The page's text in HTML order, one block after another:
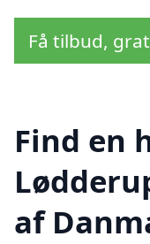
Få tilbud,
Find en
af